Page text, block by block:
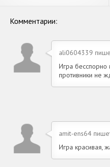
Комментарии:
ali0604339
Игра бесспорно
противники не
amit-ens64
Игра красивая,